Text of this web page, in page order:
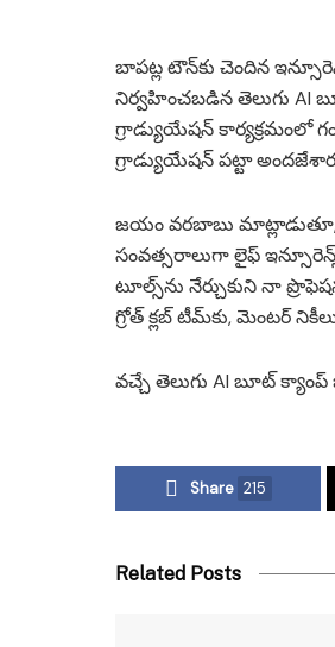
బాపట్ల టౌన్‌కు చెందిన
నిర్వహించబడిన తెలుగు AI
గ్రాడ్యుయేషన్ కార్యక్రమంలో
గ్రాడ్యుయేషన్ పట్టా
జయం వరబాబు మాట్లాడుతూ,
సంవత్సరాలుగా లైఫ్
టూల్స్‌ను నేర్చుకుని నా
గ్రోత్ క్లబ్ టీమ్‌కు, మెంటర్
వచ్చే తెలుగు AI బూట్ క్యాంప్
Share 215
Related Posts